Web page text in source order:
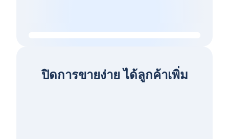
ปิดการขายง่าย ได้ลูกค้าเพิ่ม